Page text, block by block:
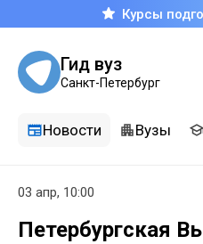
Курсы
Гид вуз
Санкт-Петербург
Новости Вузы
03 апр, 10:00
Петербургская